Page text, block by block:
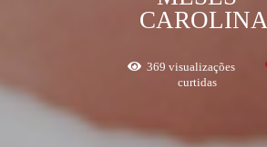
CAROLINA
369 visualizações
curtidas